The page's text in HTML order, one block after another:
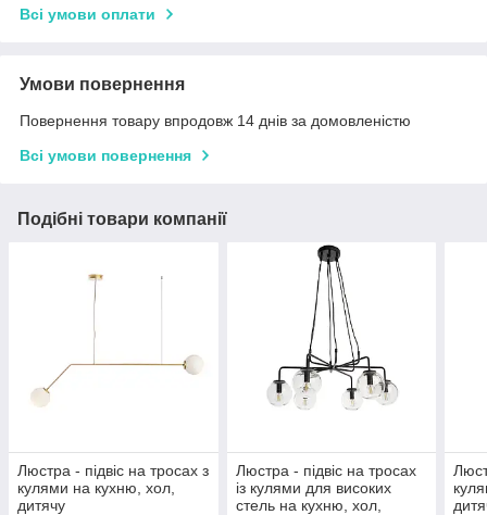
Всі умови оплати
Умови повернення
Повернення товару впродовж 14 днів за домовленістю
Всі умови повернення
Подібні товари компанії
Люстра - підвіс на тросах з
кулями на кухню, хол,
дитячу
Люстра - підвіс на тросах
із кулями для високих
стель на кухню, хол,